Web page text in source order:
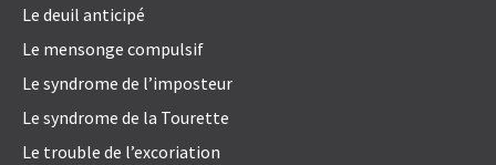
Le deuil anticipé
Le mensonge compulsif
Le syndrome de l’imposteur
Le syndrome de la Tourette
Le trouble de l’excoriation